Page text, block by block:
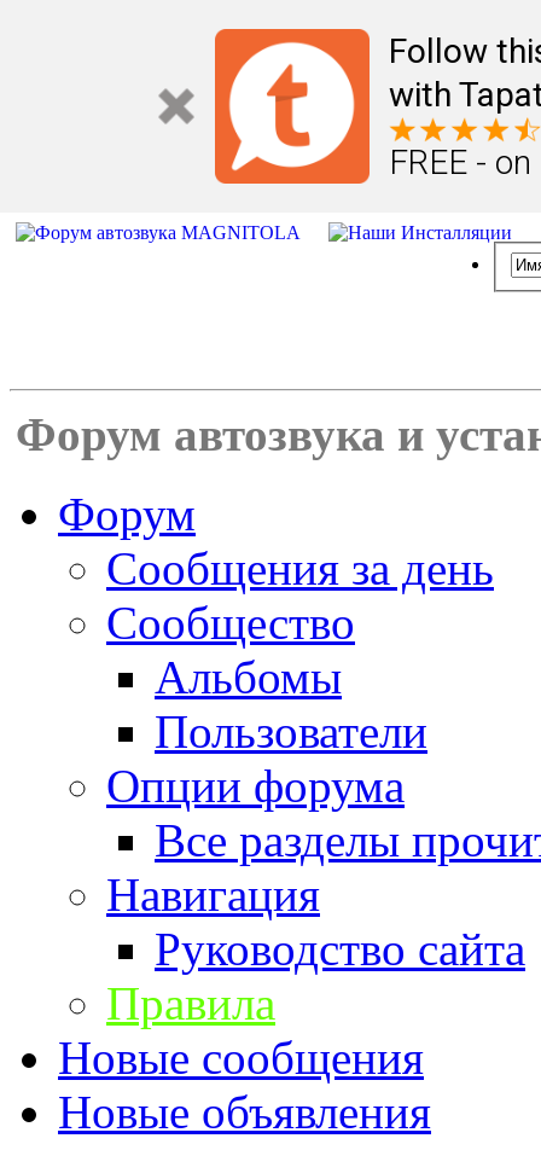
Follow
with
FREE -
Форум автозвука и
Форум
Сообщения за день
Сообщество
Альбомы
Пользователи
Опции форума
Все разделы
Навигация
Руководство сайта
Правила
Новые сообщения
Новые объявления